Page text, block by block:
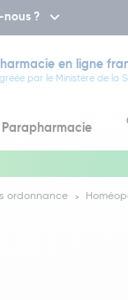
nous ?
en ligne
par le Ministère de la
Parapharmacie
ordonnance